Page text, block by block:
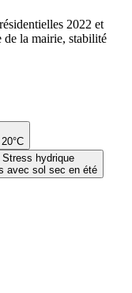
Stress hydrique
avec sol sec en été
2022 et
la mairie, stabilité